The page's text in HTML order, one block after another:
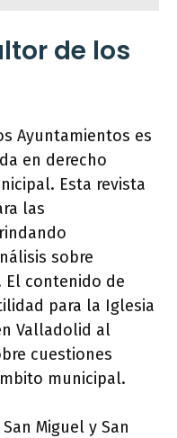
de los
Ayuntamientos es
en derecho
Esta revista
las
sobre
El contenido de
para la Iglesia
Valladolid al
cuestiones
municipal.
Miguel y San